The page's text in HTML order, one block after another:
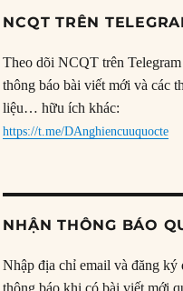
NCQT TRÊN
Theo dõi NCQT trên
thông báo bài viết mới và các
liệu… hữu ích khác:
https://t.me/DAnghiencuuquocte
NHẬN THÔNG BÁO
Nhập địa chỉ email và đăng ký